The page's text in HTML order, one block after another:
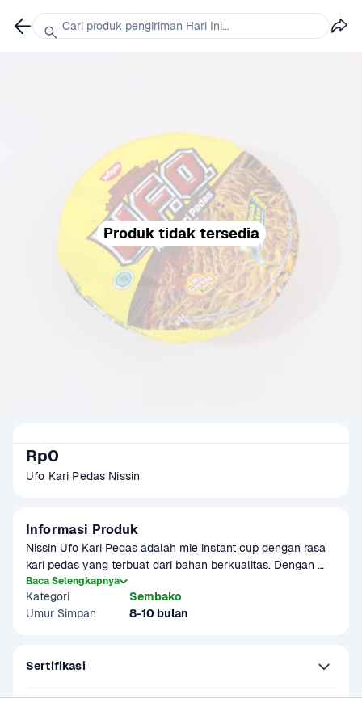
Produk tidak tersedia
Rp0
Ufo Kari Pedas Nissin
Informasi Produk
Nissin Ufo Kari Pedas adalah mie instant cup dengan rasa
kari pedas yang terbuat dari bahan berkualitas. Dengan
rasa kari pedas yang lezat cocok sebagai camilan praktis
pengganti nasi.
Baca Selengkapnya
Kategori
Sembako
Umur Simpan
8-10 bulan
Sertifikasi
Cari produk pengiriman Hari Ini...